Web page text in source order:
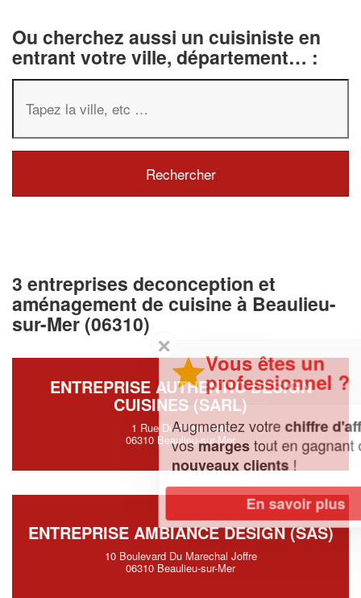
Ou cherchez aussi un cuisiniste en
entrant votre ville, département… :
3 entreprises deconception et
aménagement de cuisine à Beaulieu-
sur-Mer (06310)
ENTREPRISE AUTHENTIC DESIGN
CUISINES (SARL)
1 Rue Du 8 Mai 1945
06310 Beaulieu-sur-Mer
ENTREPRISE AMBIANCE DESIGN (SAS)
10 Boulevard Du Marechal Joffre
06310 Beaulieu-sur-Mer
Vous êtes un
professionnel ?
Augmentez votrechiffre d'affaireset
vosmargestout en gagnant de
nouveaux clients!
En savoir plus